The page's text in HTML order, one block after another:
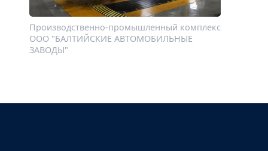
Производственно-промышленный комплекс
ООО "БАЛТИЙСКИЕ АВТОМОБИЛЬНЫЕ
ЗАВОДЫ"